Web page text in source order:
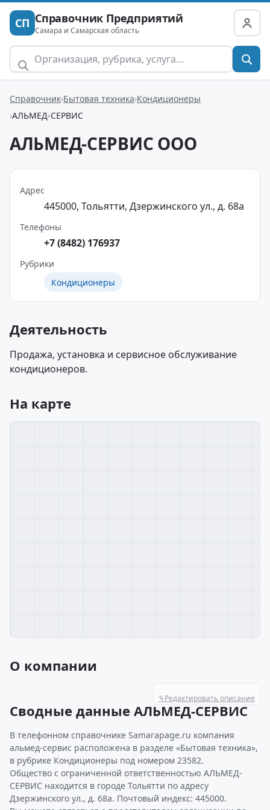
СП Справочник Предприятий
Самара и Самарская область
Справочник Бытовая техника Кондиционеры
АЛЬМЕД-СЕРВИС
АЛЬМЕД-СЕРВИС ООО
Адрес
445000, Тольятти, Дзержинского ул., д. 68а
Телефоны
+7 (8482) 176937
Рубрики
Кондиционеры
Деятельность
Продажа, установка и сервисное обслуживание
кондиционеров.
На карте
О компании
✎Редактировать описание
Сводные данные АЛЬМЕД-СЕРВИС
В телефонном справочнике Samarapage.ru компания
альмед-сервис расположена в разделе «Бытовая техника»,
в рубрике Кондиционеры под номером 23582.
Общество с ограниченной ответственностью АЛЬМЕД-
СЕРВИС находится в городе Тольятти по адресу
Дзержинского ул., д. 68а. Почтовый индекс: 445000.